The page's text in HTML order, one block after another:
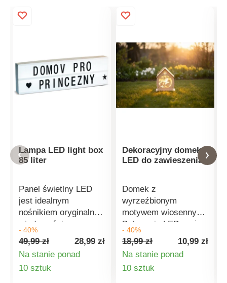
Lampa LED light box
85 liter
Panel świetlny LED
jest idealnym
nośnikiem oryginalnej
wiadomości.
Wystarczy złożyć go
z dołączonych liter i
włożyć w rowki.
Dzięki podświetleniu
- 40%
49,99 zł
28,99 zł
Na stanie ponad
10 sztuk
Dekoracyjny domek
LED do zawieszenia
Domek z
wyrzeźbionym
motywem wiosennym.
Dekorację LED można
łatwo zawiesić w
oknie, na ścianie lub
umieścić na parapecie
lub półce. Wbudowane
- 40%
18,99 zł
10,99 zł
Na stanie ponad
10 sztuk